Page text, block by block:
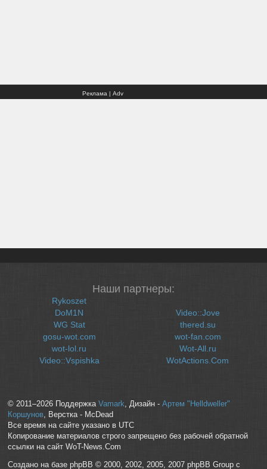
Реклама | Adv
Наши партнеры:
Rykoszet
DoM1N
WG Stat
gosu-wot.com
wot-lol.ru
Video::Vspishka
Video::Jove
thered.su
wot-fan.com
Wot-All.ru
WotActions.Com
© 2011–2026 Поддержка Vamark , Дизайн - Артем "Helldweller"
Коршунов, Верстка - McDead
Все время на сайте указано в UTC
Копирование материалов строго запрещено без рабочей обратной
ссылки на сайт WoT-News.Com
Создано на базе phpBB © 2000, 2002, 2005, 2007 phpBB Group с